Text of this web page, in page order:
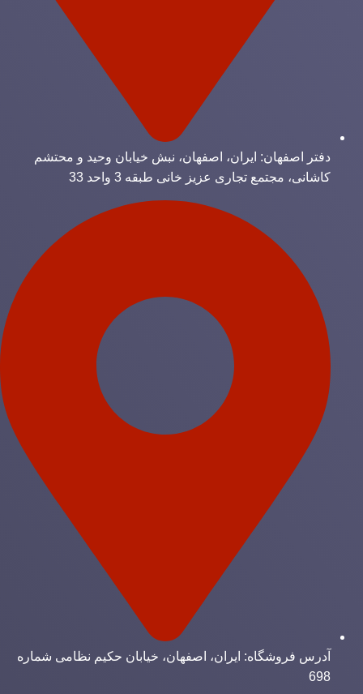
دفتر اصفهان: ایران، اصفهان، نبش خیابان وحید و محتشم
کاشانی، مجتمع تجاری عزیز خانی طبقه 3 واحد 33
آدرس فروشگاه: ایران، اصفهان، خیابان حکیم نظامی شماره
698